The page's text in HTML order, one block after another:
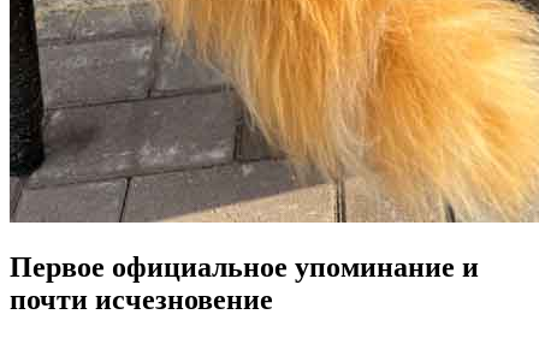
Первое официальное упоминание и
почти исчезновение